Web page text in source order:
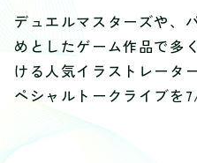
デュエルマスターズや、
めとしたゲーム作品で多
ける人気イラストレータ
ペシャルトークライブを